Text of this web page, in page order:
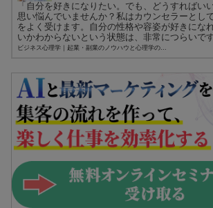
「自分を好きになりたい。でも、どうすればい
思い悩んでいませんか？私はカウンセラーとし
をよく受けます。自分の性格や容姿が好きにな
いかわからないという状態は、非常につらいで
は、そ...
ビジネス心理学｜起業・副業のノウハウと心理学の...